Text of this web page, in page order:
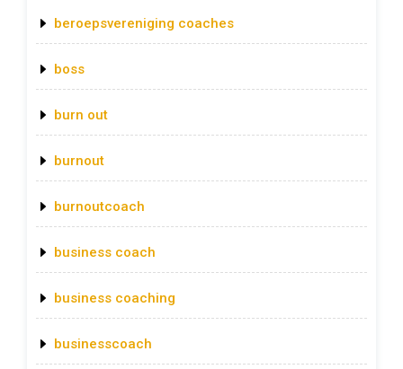
beroepsvereniging coaches
boss
burn out
burnout
burnoutcoach
business coach
business coaching
businesscoach